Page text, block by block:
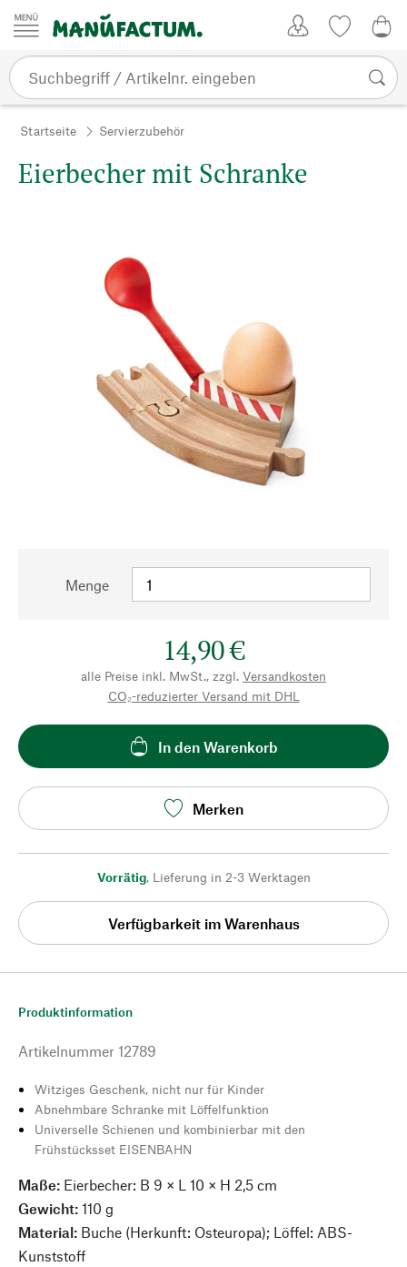
Zum Inhalt springen
Startseite Servierzubehör
Eierbecher mit Schranke
Menge
14,90 €
alle Preise inkl. MwSt., zzgl. Versandkosten
CO₂-reduzierter Versand mit DHL
In den Warenkorb
Merken
Vorrätig, Lieferung in 2-3 Werktagen
Verfügbarkeit im Warenhaus
Produktinformation
Artikelnummer 12789
Witziges Geschenk, nicht nur für Kinder
Abnehmbare Schranke mit Löffelfunktion
Universelle Schienen und kombinierbar mit den
Frühstücksset EISENBAHN
Maße: Eierbecher: B 9 × L 10 × H 2,5 cm
Gewicht: 110 g
Material: Buche (Herkunft: Osteuropa); Löffel: ABS-
Kunststoff